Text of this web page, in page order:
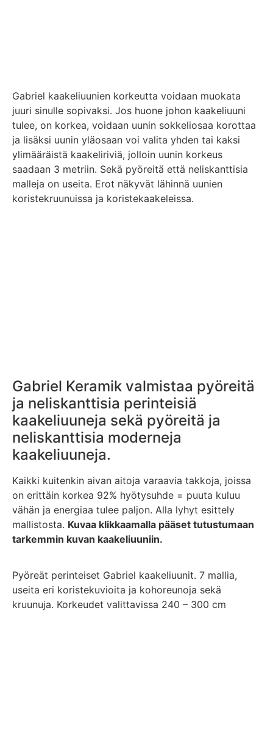
Gabriel kaakeliuunien korkeutta voidaan muokata
juuri sinulle sopivaksi. Jos huone johon kaakeliuuni
tulee, on korkea, voidaan uunin sokkeliosaa korottaa
ja lisäksi uunin yläosaan voi valita yhden tai kaksi
ylimääräistä kaakeliriviä, jolloin uunin korkeus
saadaan 3 metriin. Sekä pyöreitä että neliskanttisia
malleja on useita. Erot näkyvät lähinnä uunien
koristekruunuissa ja koristekaakeleissa.
Gabriel Keramik valmistaa pyöreitä
ja neliskanttisia perinteisiä
kaakeliuuneja sekä pyöreitä ja
neliskanttisia moderneja
kaakeliuuneja.
Kaikki kuitenkin aivan aitoja varaavia takkoja, joissa
on erittäin korkea 92% hyötysuhde = puuta kuluu
vähän ja energiaa tulee paljon. Alla lyhyt esittely
mallistosta. Kuvaa klikkaamalla pääset tutustumaan
tarkemmin kuvan kaakeliuuniin.
Pyöreät perinteiset Gabriel kaakeliuunit. 7 mallia,
useita eri koristekuvioita ja kohoreunoja sekä
kruunuja. Korkeudet valittavissa 240 – 300 cm